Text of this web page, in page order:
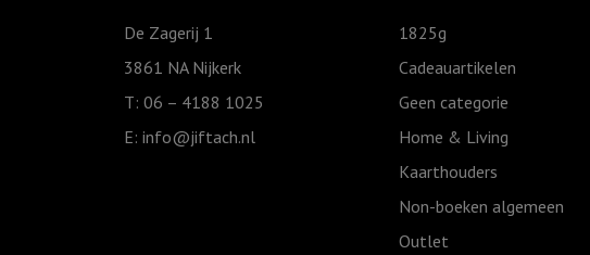
De Zagerij 1
3861 NA Nijkerk
T: 06 – 4188 1025
E: info@jiftach.nl
1825g
Cadeauartikelen
Geen categorie
Home & Living
Kaarthouders
Non-boeken algemeen
Outlet